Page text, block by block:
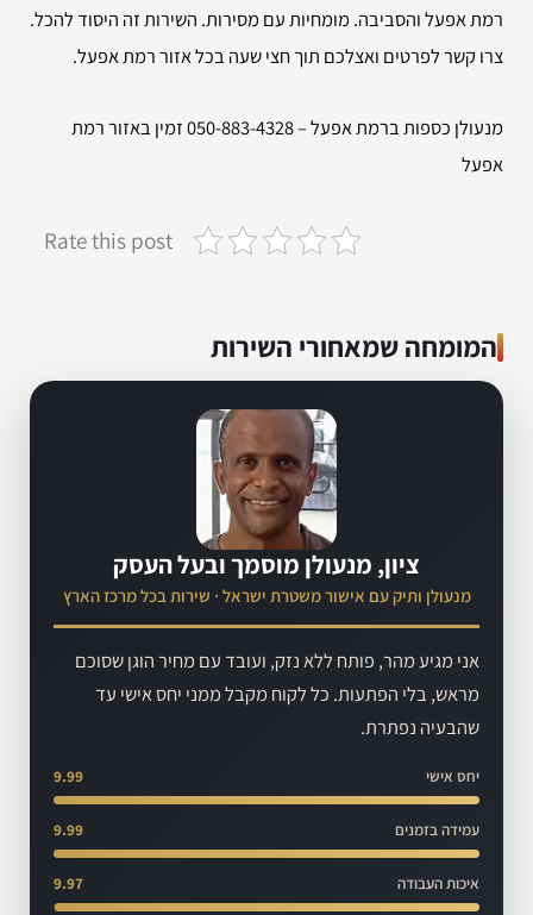
רמת אפעל והסביבה. מומחיות עם מסירות. השירות זה היסוד להכל.
צרו קשר לפרטים ואצלכם תוך חצי שעה בכל אזור רמת אפעל.
מנעולן כספות ברמת אפעל – 050-883-4328 זמין באזור רמת
אפעל
Rate this post
המומחה שמאחורי השירות
ציון, מנעולן מוסמך ובעל העסק
מנעולן ותיק עם אישור משטרת ישראל · שירות בכל מרכז הארץ
אני מגיע מהר, פותח ללא נזק, ועובד עם מחיר הוגן שסוכם
מראש, בלי הפתעות. כל לקוח מקבל ממני יחס אישי עד
שהבעיה נפתרת.
יחס אישי 9.99
עמידה בזמנים 9.99
איכות העבודה 9.97